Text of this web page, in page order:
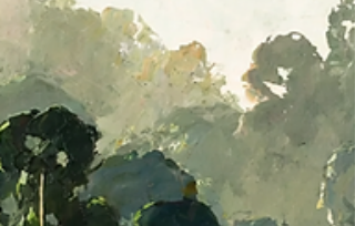
différentes signatures, la cote de ses
peintures, dessins et panneaux laqués,
que les résultats marquants de ses œuvres
aux enchères, jusqu’à 90 000 €. Gauchet
Art Asiatique propose l’expertise,
l’estimation, l’authentification et
l’accompagnement à la vente des œuvres
d’Alix Aymé.